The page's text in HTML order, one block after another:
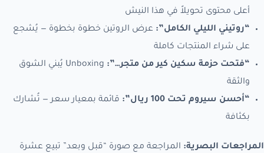
أعلى محتوى تحويلاً في هذا النيش
“روتيني الليلي الكامل”: عرض الروتين خطوة بخطوة — يُشجع
على شراء المنتجات كاملة
“فتحت حزمة سكين كير من متجر…”:
Unboxing يُبني الشوق
والثقة
“أحسن سيروم تحت 100 ريال”:
قائمة بمعيار سعر — تُشارك
بكثافة
المراجعات البصرية: المراجعة مع صورة “قبل وبعد” تبيع عشرة